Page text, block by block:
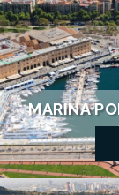
MARINA